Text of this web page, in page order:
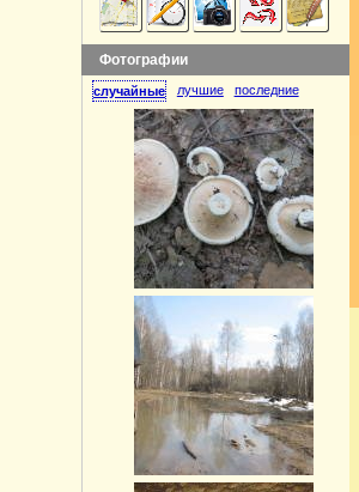
Фотографии
случайные лучшие последние